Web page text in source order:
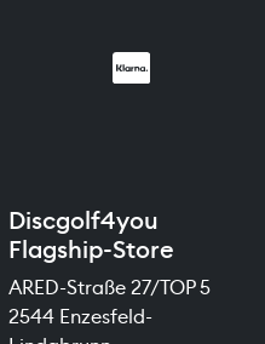
Discgolf4you
Flagship-Store
ARED-Straße 27/TOP 5
2544 Enzesfeld-